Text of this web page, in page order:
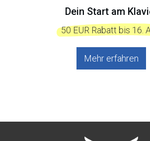
Dein Start am
50 EUR Rabatt bis 16.
Mehr erfahren